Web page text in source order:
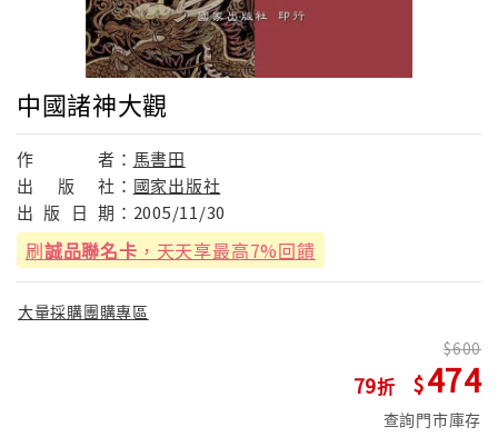
中國諸神大觀
作 者： 馬書田
出
版 社： 國家出版社
出 版 日 期： 2005/11/30
刷誠品聯名卡 ，天天享最高7%回饋
大量採購團購專區
79
600
474
查詢門市庫存